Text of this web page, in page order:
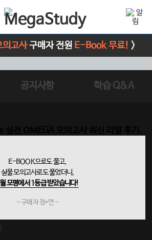
의고사구매자 전원 E-Book 무료! >
공지사항 학습 Q&A
E-BOOK으로도 풀고,
실물 모의고사로도 풀었더니,
모평에서 1등급 받았습니다!
- 구매자 정*연 -